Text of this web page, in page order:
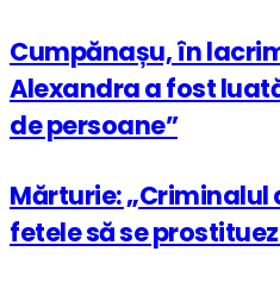
Cumpănașu, în
Alexandra a fost
de persoane”
Mărturie: „Criminalul
fetele să se